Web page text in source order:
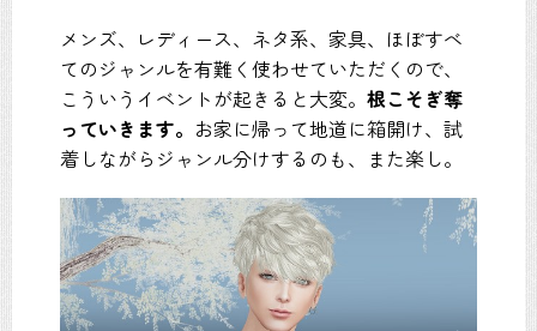
メンズ、レディース、ネタ系、家具、ほぼすべ
てのジャンルを有難く使わせていただくので、
こういうイベントが起きると大変。 根こそぎ奪
っていきます。 お家に帰って地道に箱開け、試
着しながらジャンル分けするのも、また楽し。